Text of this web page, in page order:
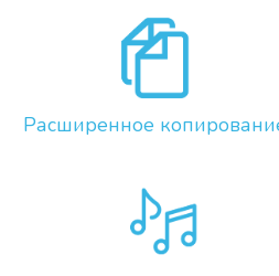
Расширенное